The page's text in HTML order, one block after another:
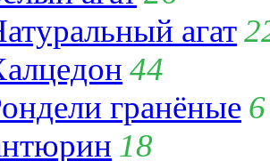
агат
44
гранёные 6
18